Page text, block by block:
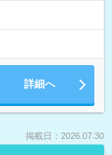
詳細へ
掲載日：2026.07.30